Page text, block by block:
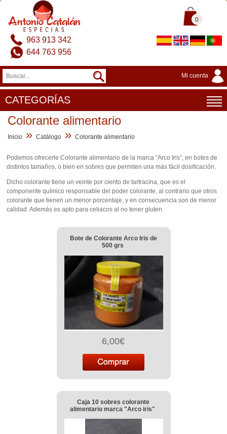
0
963 913 342
644 763 956
Mi cuenta
CATEGORÍAS
Colorante alimentario
Inicio » Catálogo » Colorante alimentario
Podemos ofrecerle Colorante alimentario de la marca “Arco Iris”, en botes de
distintos tamaños, o bien en sobres que permiten una más fácil dosificación.
Dicho colorante tiene un veinte por ciento de tartracina, que es el
componente químico responsable del poder colorante, al contrario que otros
colorante que tienen un menor porcentaje, y en consecuencia son de menor
calidad. Además es apto para celiacos al no tener gluten.
Bote de Colorante Arco Iris de
500 grs
6,00€
Caja 10 sobres colorante
alimentario marca "Arco iris"